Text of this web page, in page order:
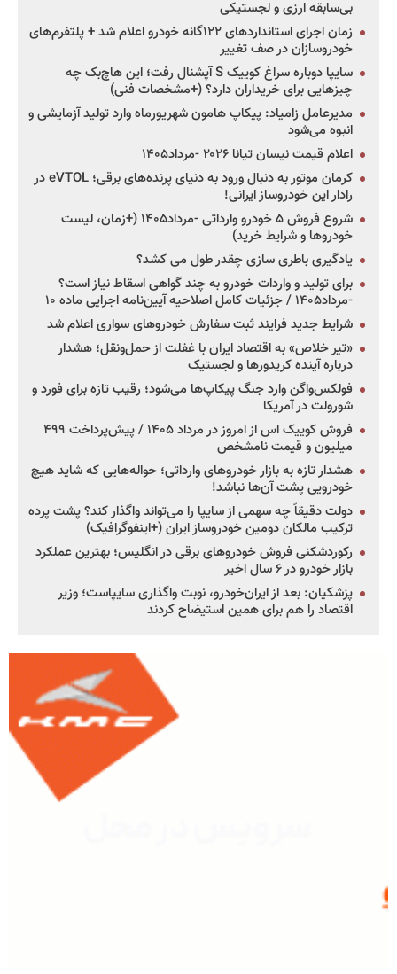
بی‌سابقه ارزی و لجستیکی
زمان اجرای استانداردهای ۱۲۲گانه خودرو اعلام شد + پلتفرم‌های
خودروسازان در صف تغییر
سایپا دوباره سراغ کوییک S آپشنال رفت؛ این هاچ‌بک چه
چیزهایی برای خریداران دارد؟ (+مشخصات فنی)
مدیرعامل زامیاد: پیکاپ هامون شهریورماه وارد تولید آزمایشی و
انبوه می‌شود
اعلام قیمت نیسان تیانا ۲۰۲۶ -مرداد۱۴۰۵
کرمان موتور به دنبال ورود به دنیای پرنده‌های برقی؛ eVTOL در
رادار این خودروساز ایرانی!
شروع فروش ۵ خودرو وارداتی -مرداد۱۴۰۵ (+زمان، لیست
خودروها و شرایط خرید)
یادگیری باطری سازی چقدر طول می کشد؟
برای تولید و واردات خودرو به چند گواهی اسقاط نیاز است؟
-مرداد۱۴۰۵ / جزئیات کامل اصلاحیه آیین‌نامه اجرایی ماده ۱۰
شرایط جدید فرایند ثبت سفارش خودروهای سواری اعلام شد
«تیر خلاص» به اقتصاد ایران با غفلت از حمل‌ونقل؛ هشدار
درباره آینده کریدورها و لجستیک
فولکس‌واگن وارد جنگ پیکاپ‌ها می‌شود؛ رقیب تازه برای فورد و
شورولت در آمریکا
فروش کوییک اس از امروز در مرداد ۱۴۰۵ / پیش‌پرداخت ۴۹۹
میلیون و قیمت نامشخص
هشدار تازه به بازار خودروهای وارداتی؛ حواله‌هایی که شاید هیچ
خودرویی پشت آن‌ها نباشد!
دولت دقیقاً چه سهمی از سایپا را می‌تواند واگذار کند؟ پشت پرده
ترکیب مالکان دومین خودروساز ایران (+اینفوگرافیک)
رکوردشکنی فروش خودروهای برقی در انگلیس؛ بهترین عملکرد
بازار خودرو در ۶ سال اخیر
پزشکیان: بعد از ایران‌خودرو، نوبت واگذاری سایپاست؛ وزیر
اقتصاد را هم برای همین استیضاح کردند